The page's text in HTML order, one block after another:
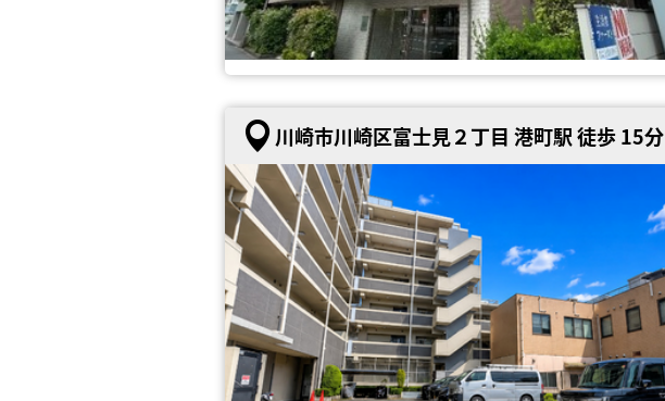
川崎市川崎区富士見２丁目 港町駅 徒歩 15分